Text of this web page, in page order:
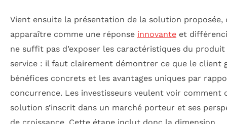
Vient ensuite la présentation de la solution proposée,
apparaître comme une réponse innovante et
ne suffit pas d’exposer les caractéristiques du produit
service : il faut clairement démontrer ce que le client
bénéfices concrets et les avantages uniques par
concurrence. Les investisseurs veulent voir comment
solution s’inscrit dans un marché porteur et ses